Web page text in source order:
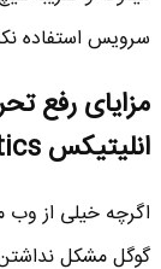
سرویس استفاده
مزایای رفع
انلیتیکس Google Analytics
اگرچه خیلی از وب
گوگل مشکل